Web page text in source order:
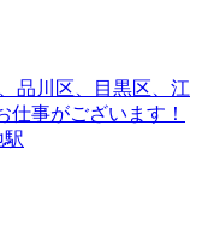
品川区、目黒区、江
事がございます！
駅